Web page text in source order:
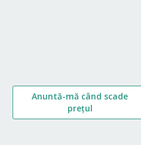
Anuntă-mă când scade
prețul